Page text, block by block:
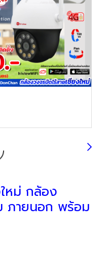
หม่ กล้อง
ภายนอก พร้อม